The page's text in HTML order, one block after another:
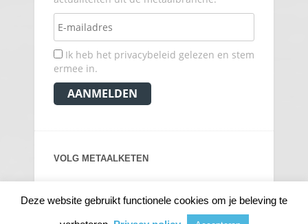
Ik heb het privacybeleid gelezen en stem
ermee in.
VOLG METAALKETEN
Deze website gebruikt functionele cookies om je beleving te